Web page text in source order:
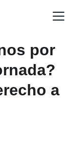
por
a